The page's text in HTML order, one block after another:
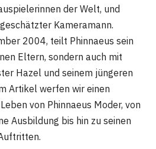
der Welt, und
Kameramann.
2004, teilt Phinnaeus sein
Eltern, sondern auch mit
Hazel und seinem jüngeren
Artikel werfen wir einen
von Phinnaeus Moder, von
Ausbildung bis hin zu seinen